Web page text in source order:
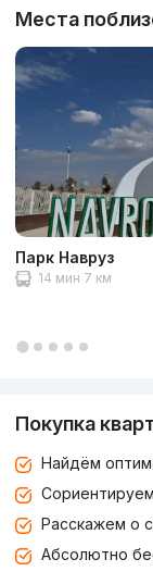
Места
Парк Навруз
14 мин 7 км
Покупка
Найдём
Расскажем о
Абсолютно